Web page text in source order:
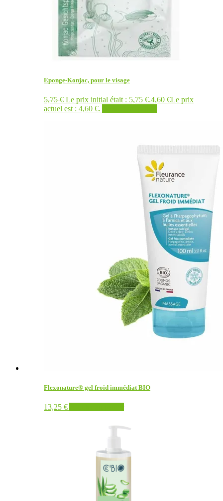
Eponge-Konjac, pour le visage
5,75€ Le prix initial était : 5,75 €.4,60 €Le prix
actuel est : 4,60 €.
Flexonature® gel froid immédiat BIO
13,25 €